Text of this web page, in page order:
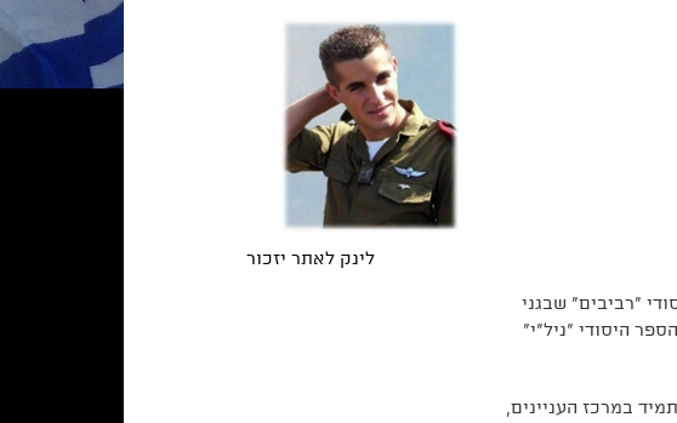
"רביבים" שבגני
הספר היסודי "ניל"י"
במרכז העניינים,
לינק לאתר יזכור